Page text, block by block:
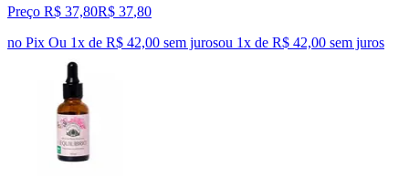
Preço R$ 37,80R$ 37,80
no Pix Ou 1x de R$ 42,00 sem jurosou 1x de R$ 42,00 sem juros